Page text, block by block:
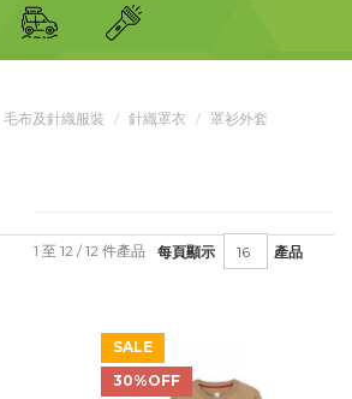
毛布及針織服裝 針織罩衣 罩衫外套
每頁顯示 產品
1 至 12 / 12 件產品
SALE
30%OFF